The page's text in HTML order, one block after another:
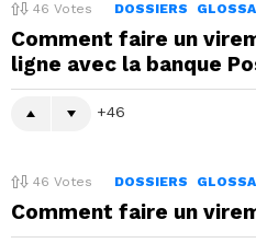
46 Votes DOSSIERS
Comment faire un
ligne avec la banque
46
46 Votes DOSSIERS
Comment faire un